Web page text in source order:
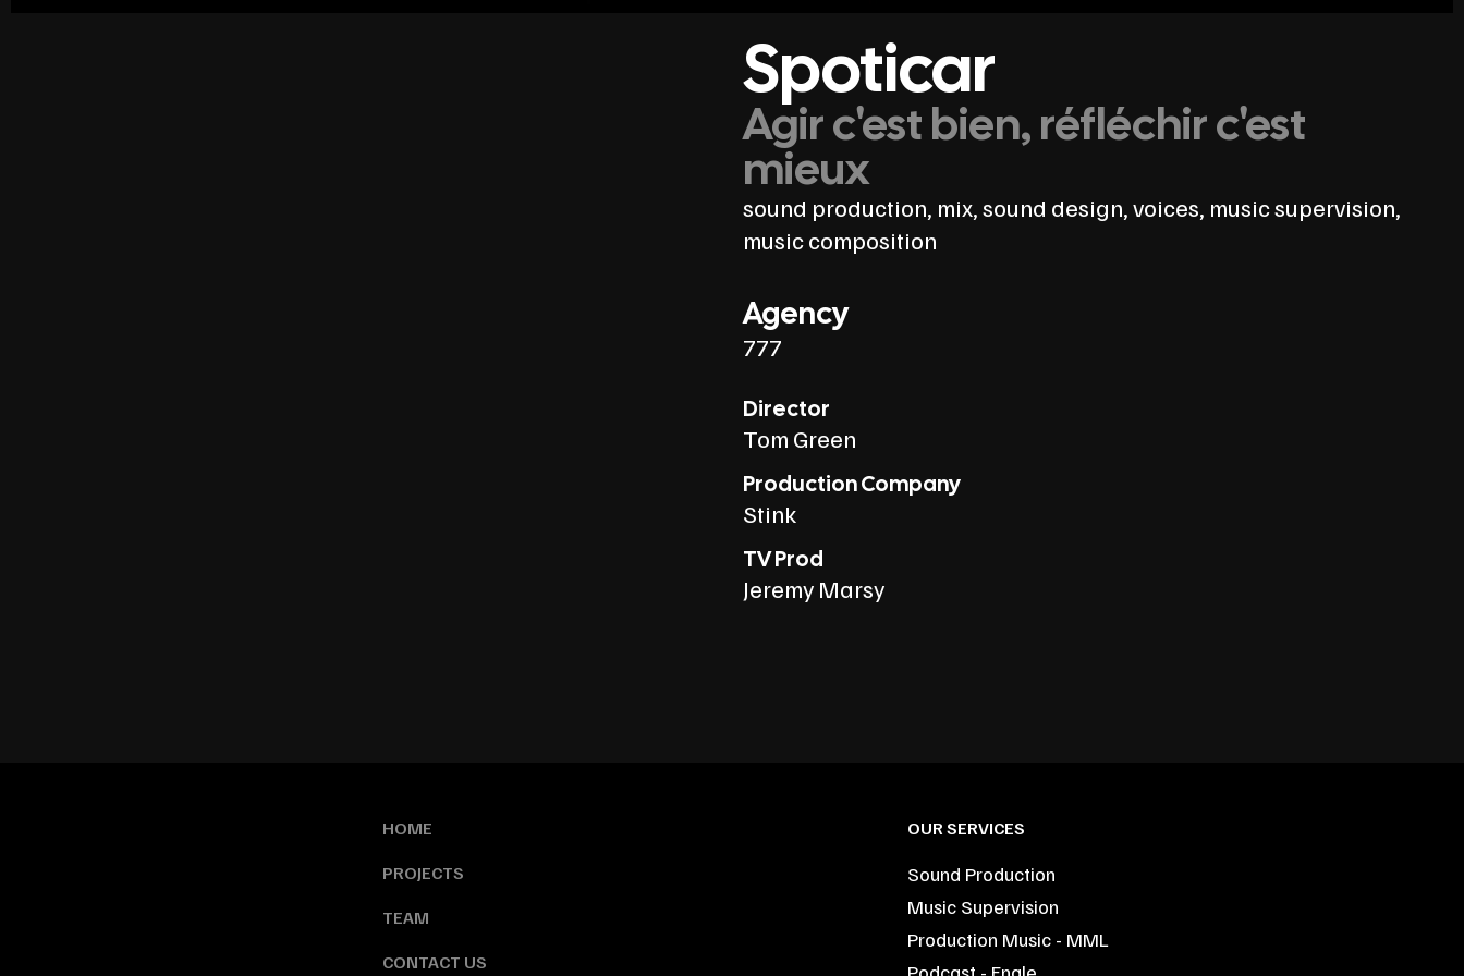
Spoticar
Agir c'est bien, réfléchir c'est
mieux
sound production, mix, sound design, voices, music supervision,
music composition
Agency
777
Director
Tom Green
Production Company
Stink
TV Prod
Jeremy Marsy
HOME
PROJECTS
TEAM
CONTACT US
OUR SERVICES
Sound Production
Music Supervision
Production Music - MML
Podcast - Engle